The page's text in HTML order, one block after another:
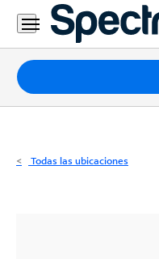
Residencial
Business
Paquetes
Internet
Todas las ubicaciones